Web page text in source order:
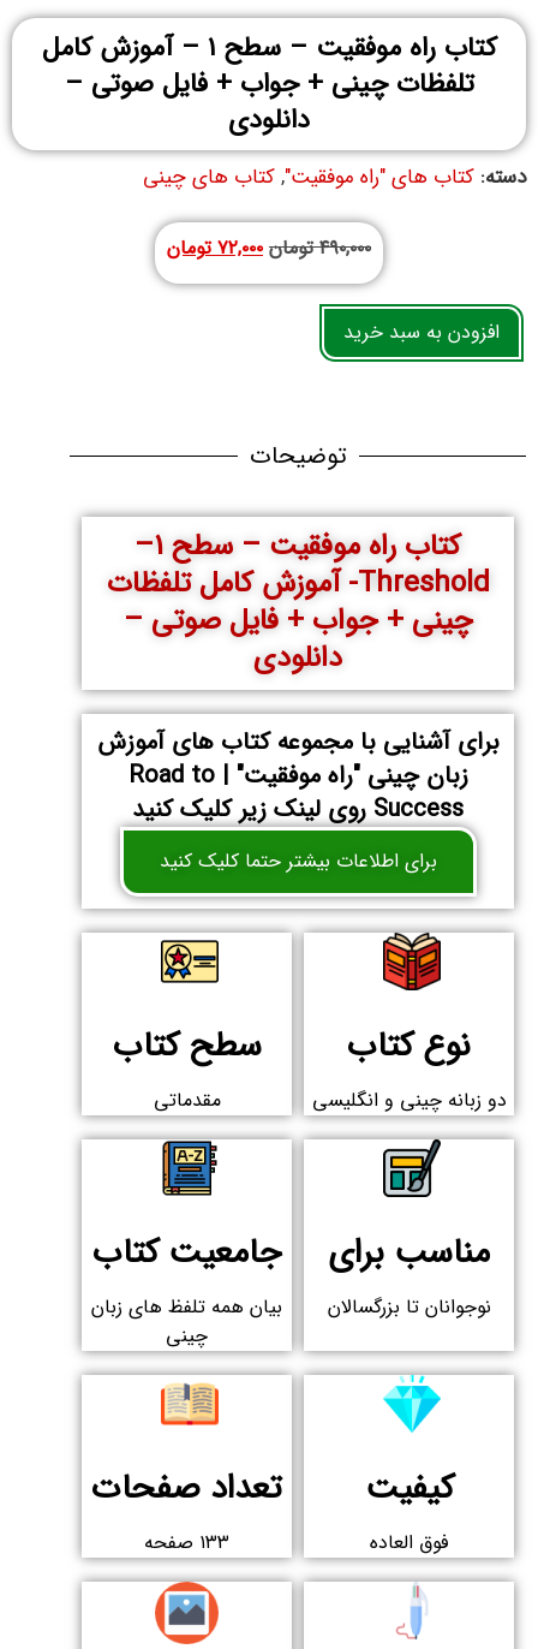
کتاب راه موفقیت – سطح ۱ – آموزش کامل
تلفظات چینی + جواب + فایل صوتی –
دانلودی
دسته: کتاب های "راه موفقیت",کتاب های چینی
۴۹۰,۰۰۰ تومان ۷۲,۰۰۰ تومان
افزودن به سبد خرید
توضیحات
کتاب راه موفقیت – سطح 1–
Threshold- آموزش کامل تلفظات
چینی + جواب + فایل صوتی –
دانلودی
برای آشنایی با مجموعه کتاب های آموزش
زبان چینی "راه موفقیت" | Road to
Success روی لینک زیر کلیک کنید
برای اطلاعات بیشتر حتما کلیک کنید
نوع کتاب
دو زبانه چینی و انگلیسی
سطح کتاب
مقدماتی
مناسب برای​
نوجوانان تا بزرگسالان
جامعیت کتاب
بیان همه تلفظ های زبان
چینی
کیفیت
فوق العاده
تعداد صفحات
۱۳۳ صفحه